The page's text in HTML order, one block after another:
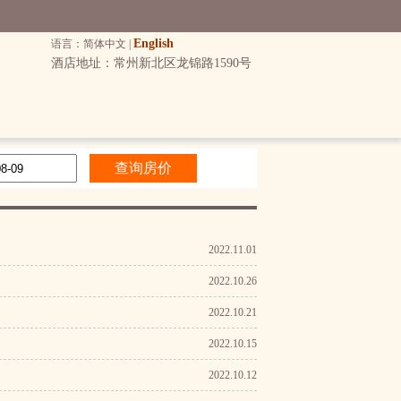
语言：简体中文 | English
酒店地址：常州新北区龙锦路1590号
2022.11.01
2022.10.26
2022.10.21
2022.10.15
2022.10.12